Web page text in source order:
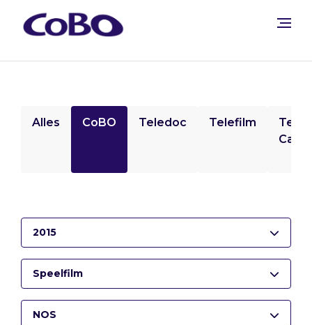
Alles CoBO Teledoc Telefilm
2015
Speelfilm
NOS